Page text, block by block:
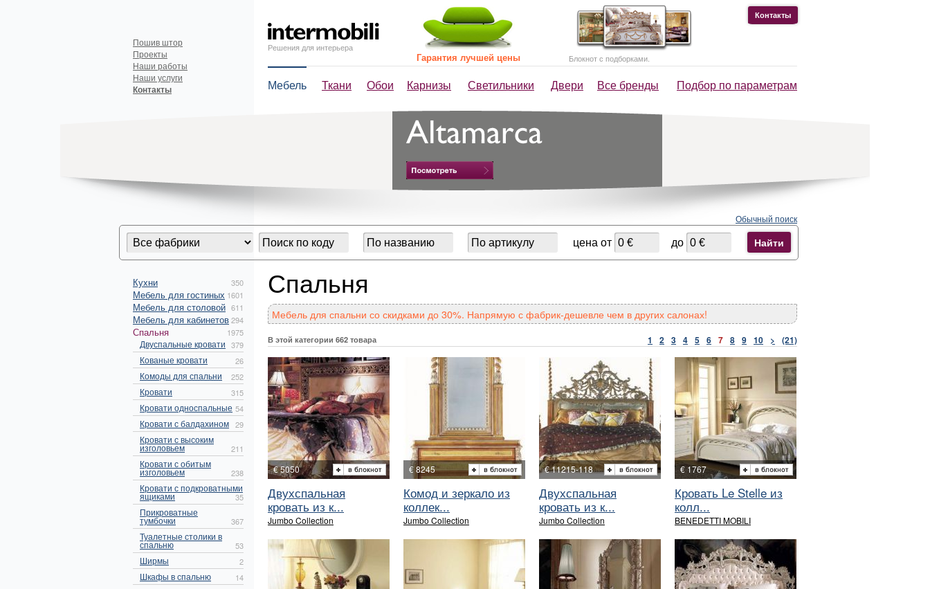
Решения для интерьера
Мебель Ткани Обои Карнизы Светильники Двери Все бренды Подбор по параметрам
Пошив штор
Проекты
Наши работы
Наши услуги
Контакты
Контакты
Гарантия лучшей цены Блокнот с подборками.
Обычный поиск
цена от до Найти
Кухни 350
Мебель для гостиных 1601
Мебель для столовой 611
Мебель для кабинетов294
Спальня 1975
Двуспальные кровати 379
Кованые кровати 26
Комоды для спальни 252
Кровати 315
Кровати односпальные 54
Кровати с балдахином 29
Кровати с высоким
изголовьем 211
Кровати с обитым
изголовьем 238
Кровати с подкроватными
ящиками 35
Прикроватные
тумбочки 367
Туалетные столики в
спальню 53
Ширмы 2
Шкафы в спальню 14
Спальня
Мебель для спальни со скидками до 30%. Напрямую с фабрик-дешевле чем в других салонах!
В этой категории 662 товара 1 2 3 4 5 6 7 8 9 10 > (21)
€ 5050
Двухспальная
кровать из к...
Jumbo Collection
€ 8245
Комод и зеркало из
коллек...
Jumbo Collection
€ 11215-118
Двухспальная
кровать из к...
Jumbo Collection
€ 1767
Кровать Le Stelle из
колл...
BENEDETTI MOBILI